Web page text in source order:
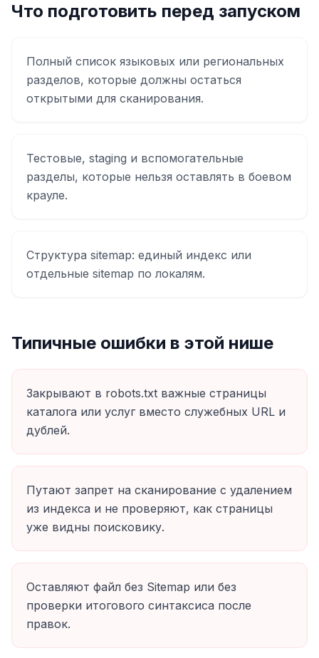
Что подготовить перед запуском
Полный список языковых или региональных
разделов, которые должны остаться
открытыми для сканирования.
Тестовые, staging и вспомогательные
разделы, которые нельзя оставлять в боевом
крауле.
Структура sitemap: единый индекс или
отдельные sitemap по локалям.
Типичные ошибки в этой нише
Закрывают в robots.txt важные страницы
каталога или услуг вместо служебных URL и
дублей.
Путают запрет на сканирование с удалением
из индекса и не проверяют, как страницы
уже видны поисковику.
Оставляют файл без Sitemap или без
проверки итогового синтаксиса после
правок.